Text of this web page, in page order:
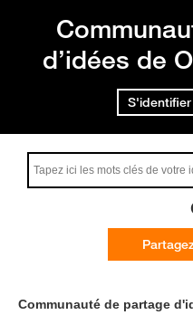
d’idées de
S'identifier
Communauté de partage